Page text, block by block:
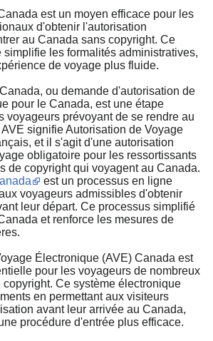
est un moyen efficace pour les
d'obtenir l'autorisation
au Canada sans copyright. Ce
simplifie les formalités administratives,
de voyage plus fluide.
ou demande d'autorisation de
pour le Canada, est une étape
voyageurs prévoyant de se rendre au
signifie Autorisation de Voyage
et il s'agit d'une autorisation
obligatoire pour les ressortissants
de copyright qui voyagent au Canada.
est un processus en ligne
voyageurs admissibles d'obtenir
leur départ. Ce processus simplifié
et renforce les mesures de
Électronique (AVE) Canada est
pour les voyageurs de nombreux
Ce système électronique
en permettant aux visiteurs
avant leur arrivée au Canada,
procédure d'entrée plus efficace.